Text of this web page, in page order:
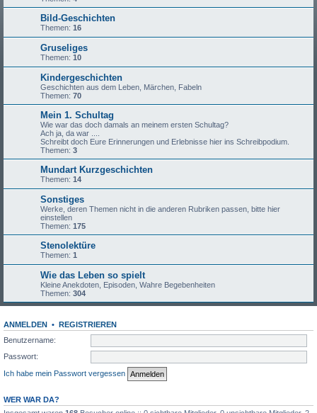
Bild-Geschichten
Themen: 16
Gruseliges
Themen: 10
Kindergeschichten
Geschichten aus dem Leben, Märchen, Fabeln
Themen: 70
Mein 1. Schultag
Wie war das doch damals an meinem ersten Schultag?
Ach ja, da war ....
Schreibt doch Eure Erinnerungen und Erlebnisse hier ins Schreibpodium.
Themen: 3
Mundart Kurzgeschichten
Themen: 14
Sonstiges
Werke, deren Themen nicht in die anderen Rubriken passen, bitte hier
einstellen
Themen: 175
Stenolektüre
Themen: 1
Wie das Leben so spielt
Kleine Anekdoten, Episoden, Wahre Begebenheiten
Themen: 304
ANMELDEN • REGISTRIEREN
Benutzername:
Passwort:
Ich habe mein Passwort vergessen
WER WAR DA?